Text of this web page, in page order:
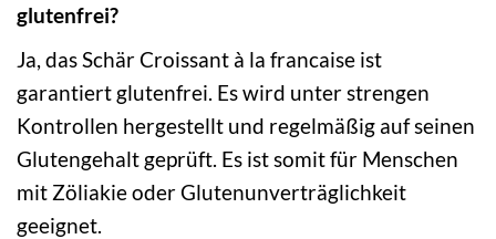
glutenfrei?
Ja, das Schär Croissant à la francaise ist
garantiert glutenfrei. Es wird unter strengen
Kontrollen hergestellt und regelmäßig auf seinen
Glutengehalt geprüft. Es ist somit für Menschen
mit Zöliakie oder Glutenunverträglichkeit
geeignet.